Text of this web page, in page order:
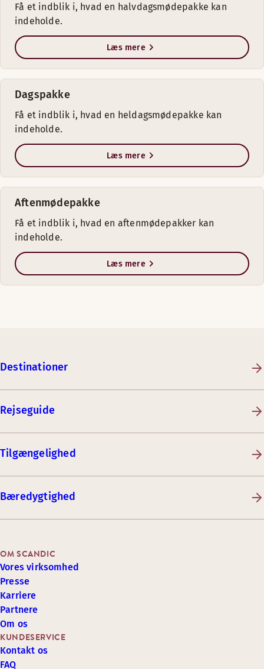
Få et indblik i, hvad en halvdagsmødepakke kan
indeholde.
Læs mere
Dagspakke
Få et indblik i, hvad en heldagsmødepakke kan
indeholde.
Læs mere
Aftenmødepakke
Få et indblik i, hvad en aftenmødepakker kan
indeholde.
Læs mere
Destinationer
Rejseguide
Tilgængelighed
Bæredygtighed
KUNDESERVICE
Kontakt os
FAQ
OM SCANDIC
Vores virksomhed
Presse
Karriere
Partnere
Om os